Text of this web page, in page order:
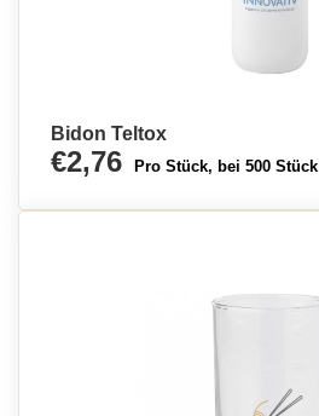
Bidon Teltox
€2,76 Pro Stück, bei 500 Stück